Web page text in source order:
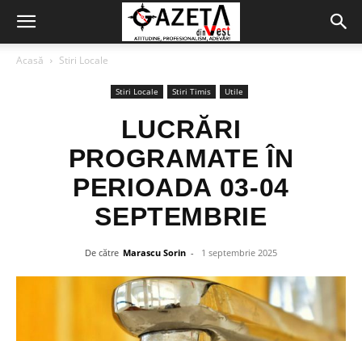
Acasă Stiri Locale
Stiri Locale Stiri Timis Utile
LUCRĂRI
PROGRAMATE ÎN
PERIOADA 03-04
SEPTEMBRIE
De către Marascu Sorin - 1 septembrie 2025